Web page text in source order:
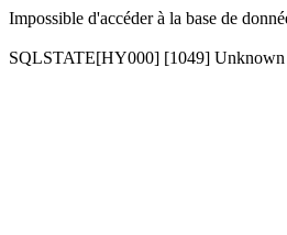
Impossible d'accéder à la base de
SQLSTATE[HY000] [1049] Unknown